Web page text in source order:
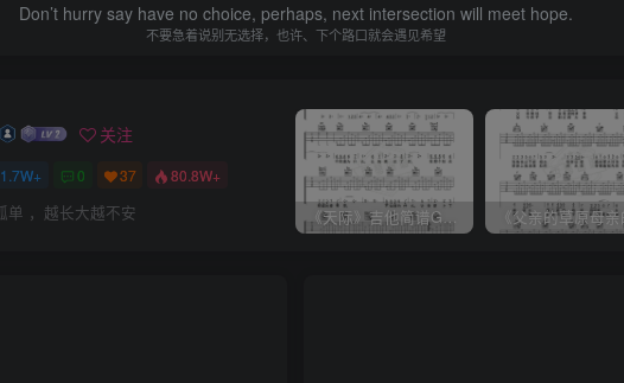
Don’t hurry say have no choice, perhaps, next intersection will meet hope.
不要急着说别无选择，也许、下个路口就会遇见希望
关注
1.7W+ 0 37 80.8W+
单 ，越长大越不安 《天际》吉他简谱G调弹唱谱（姜玉阳）